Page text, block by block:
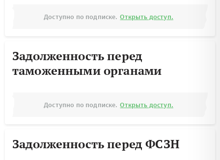
Доступно по подписке. Открыть доступ.
Задолженность перед
таможенными органами
Доступно по подписке. Открыть доступ.
Задолженность перед ФСЗН